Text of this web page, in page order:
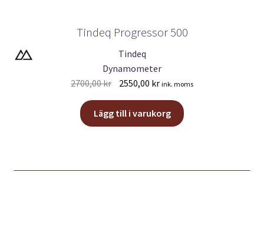
Tindeq Progressor 500
Tindeq
Dynamometer
2700,00kr
Det
ursprungliga
priset
var:
2550,00 krDet
nuvarande
priset
är:
ink. moms
Lägg till i varukorg